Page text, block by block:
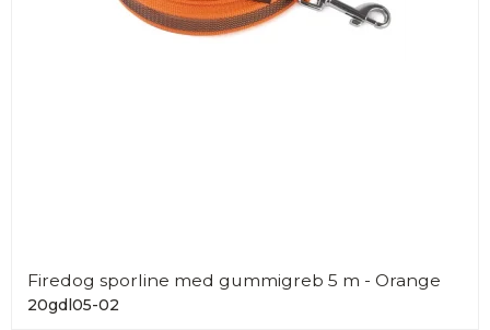
Firedog sporline med gummigreb 5 m - Orange
20gdl05-02